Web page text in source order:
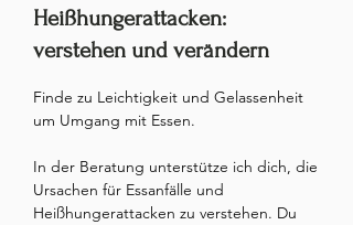
Heißhungerattacken:
verstehen und verändern
Finde zu Leichtigkeit und Gelassenheit
um Umgang mit Essen.
In der Beratung unterstütze ich dich, die
Ursachen für Essanfälle und
Heißhungerattacken zu verstehen. Du